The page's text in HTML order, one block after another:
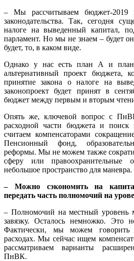
– Мы рассчитываем бюджет-2019
законодательства. Так, сегодня
налоге на выведенный капитал,
парламент. Но мы не знаем – будет
будет, то, в каком виде.
Однако у нас есть план А и
альтернативный проект бюджета,
принятие закона о налоге на
законопроект будет принят в
бюджет между первым и вторым
Опять же, ключевой вопрос с
расходной части бюджета и
считаем компенсаторами
Пенсионный фонд,
реформы. Мы не можем также
сферу или
небольшое пространство для маневра.
– Можно сэкономить на
передать часть полномочий на
– Полномочий на местный уровень
завязку. Осталось немножко. Это
Фактически, мы можем
расходах. Мы сейчас ищем
рассматриваем варианты
ПнВК.